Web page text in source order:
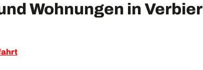
Wohnungen in Verbier